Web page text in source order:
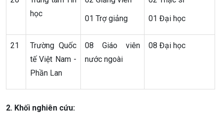
học
01 Trợ giảng
01 Đại học
21
Trường Quốc
tế Việt Nam -
Phần Lan
08 Giáo viên
nước ngoài
08 Đại học
2. Khối nghiên cứu: